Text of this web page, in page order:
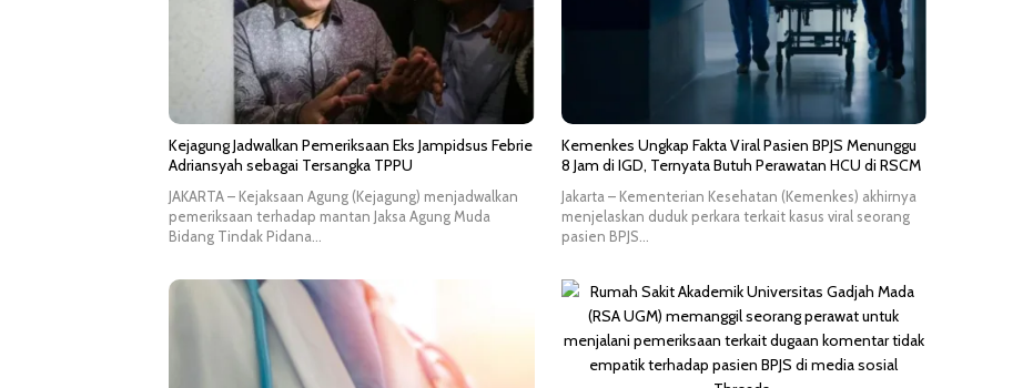
Kejagung Jadwalkan Pemeriksaan Eks Jampidsus Febrie
Adriansyah sebagai Tersangka TPPU
JAKARTA – Kejaksaan Agung (Kejagung) menjadwalkan
pemeriksaan terhadap mantan Jaksa Agung Muda
Bidang Tindak Pidana…
Kemenkes Ungkap Fakta Viral Pasien BPJS Menunggu
8 Jam di IGD, Ternyata Butuh Perawatan HCU di RSCM
Jakarta – Kementerian Kesehatan (Kemenkes) akhirnya
menjelaskan duduk perkara terkait kasus viral seorang
pasien BPJS…